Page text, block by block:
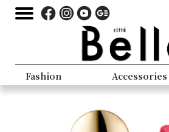
Fashion Accessories